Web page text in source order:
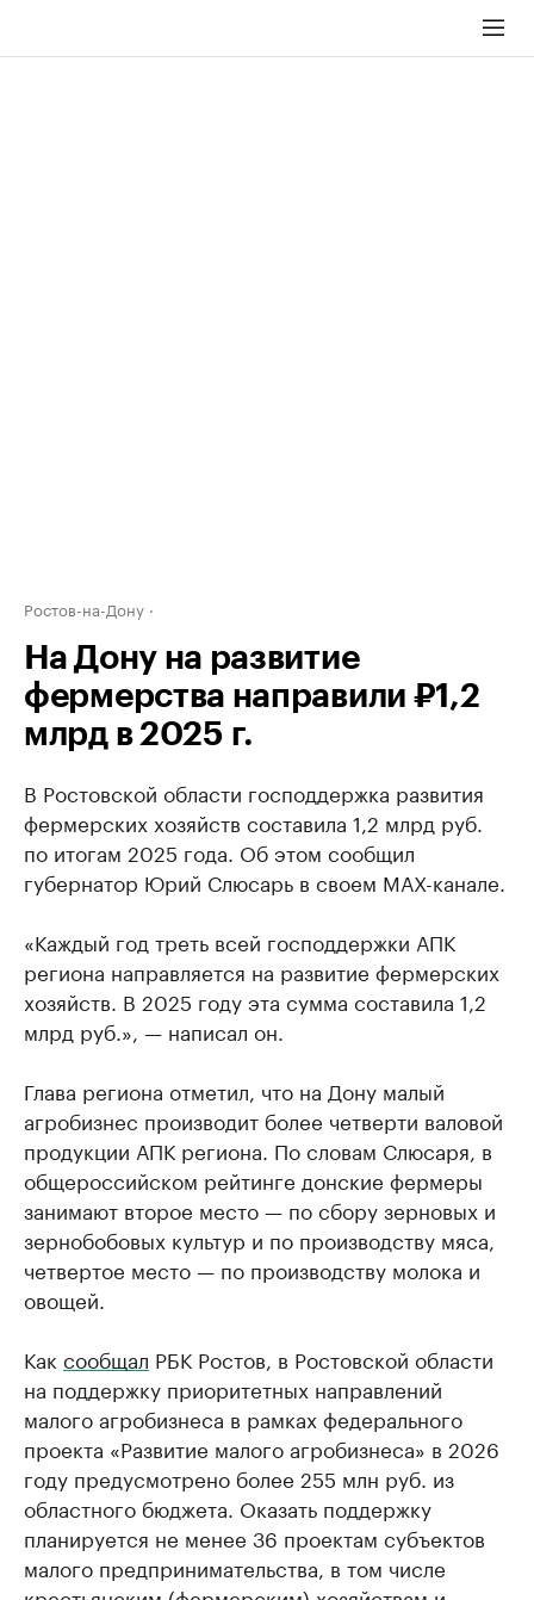
Ростов-на-Дону
На Дону на развитие
фермерства направили ₽1,2
млрд в 2025 г.
В Ростовской области господдержка развития
фермерских хозяйств составила 1,2 млрд руб.
по итогам 2025 года. Об этом сообщил
губернатор Юрий Слюсарь в своем МАХ-канале.
«Каждый год треть всей господдержки АПК
региона направляется на развитие фермерских
хозяйств. В 2025 году эта сумма составила 1,2
млрд руб.», — написал он.
Глава региона отметил, что на Дону малый
агробизнес производит более четверти валовой
продукции АПК региона. По словам Слюсаря, в
общероссийском рейтинге донские фермеры
занимают второе место — по сбору зерновых и
зернобобовых культур и по производству мяса,
четвертое место — по производству молока и
овощей.
Как сообщал РБК Ростов, в Ростовской области
на поддержку приоритетных направлений
малого агробизнеса в рамках федерального
проекта «Развитие малого агробизнеса» в 2026
году предусмотрено более 255 млн руб. из
областного бюджета. Оказать поддержку
планируется не менее 36 проектам субъектов
малого предпринимательства, в том числе